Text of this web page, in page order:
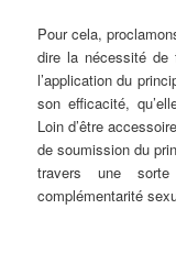
Pour cela,
dire la nécessité de
l’application du
son efficacité,
Loin d’être
de soumission du
travers une
complémentarité